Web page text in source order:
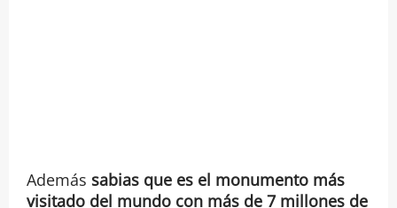
Además sabias que es el monumento más
visitado del mundo con más de 7 millones de